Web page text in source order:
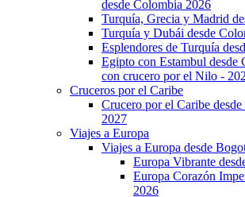
desde Colombia 2026
Turquía, Grecia y Madrid
Turquía y Dubái desde
Esplendores de Turquía
Egipto con Estambul desde
con crucero por el Nilo -
Cruceros por el Caribe
Crucero por el Caribe
2027
Viajes a Europa
Viajes a Europa desde
Europa Vibrante
Europa Corazón
2026